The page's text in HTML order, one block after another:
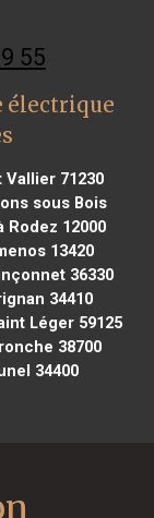
55
électrique
71230
sous Bois
12000
13420
36330
34410
Léger 59125
38700
34400